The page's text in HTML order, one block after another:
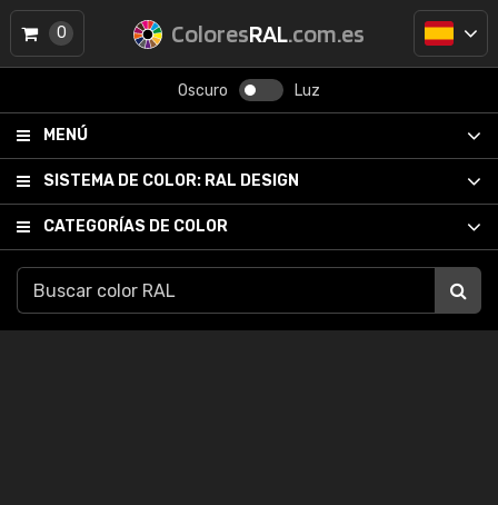
ColoresRAL.com.es
Oscuro Luz
MENÚ
SISTEMA DE COLOR: RAL DESIGN
CATEGORÍAS DE COLOR
0